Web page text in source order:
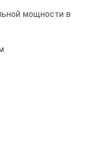
мощности в